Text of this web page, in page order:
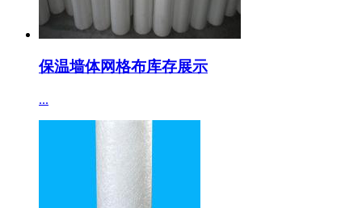
保温墙体网格布库存展示
...